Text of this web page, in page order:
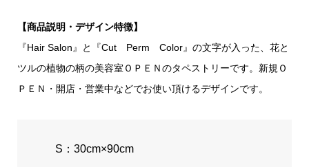
【商品説明・デザイン特徴】
『Hair Salon』と『Cut Perm Color』の文字が入った、花と
ツルの植物の柄の美容室ＯＰＥＮのタペストリーです。新規Ｏ
ＰＥＮ・開店・営業中などでお使い頂けるデザインです。
S：30cm×90cm